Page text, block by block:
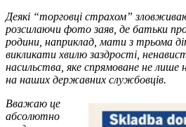
Деякі “торговці страхом”
розсилаючи фото заяв, де батьки
родини, наприклад, мати з трьома
викликати хвилю заздрості,
насильства, яке спрямоване не лише
на наших державних службовців.
Вважаю це
абсолютно